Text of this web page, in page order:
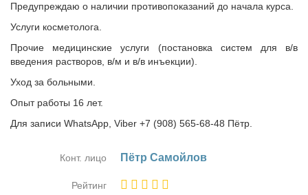
Предупреждаю о наличии противопоказаний до начала курса.
Услуги косметолога.
Прочие медицинские услуги (постановка систем для в/в
введения растворов, в/м и в/в инъекции).
Уход за больными.
Опыт работы 16 лет.
Для записи WhatsApp, Viber +7 (908) 565-68-48 Пётр.
Конт. лицо Пётр Са­мой­лов
Рейтинг